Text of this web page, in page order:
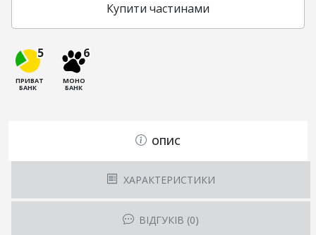
Купити частинами
5
ПРИВАТ
БАНК
6
МОНО
БАНК
ОПИС
ХАРАКТЕРИСТИКИ
ВІДГУКІВ (0)